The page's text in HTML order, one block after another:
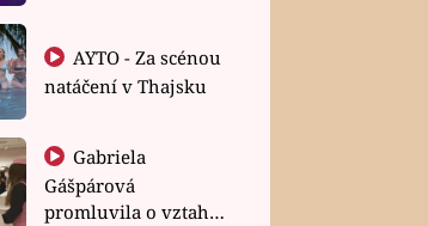
natáčení v Thajsku
Gabriela
Gášpárová
promluvila o vztahu